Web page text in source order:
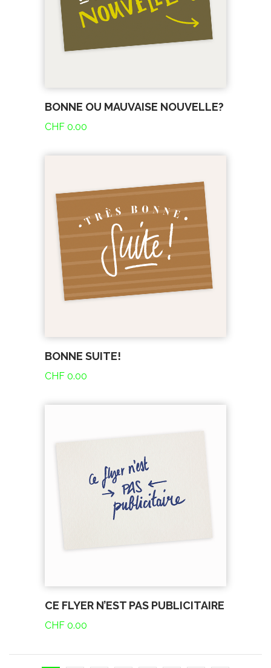
BONNE OU MAUVAISE NOUVELLE?
CHF 0.00
BONNE SUITE!
CHF 0.00
CE FLYER N’EST PAS PUBLICITAIRE
CHF 0.00